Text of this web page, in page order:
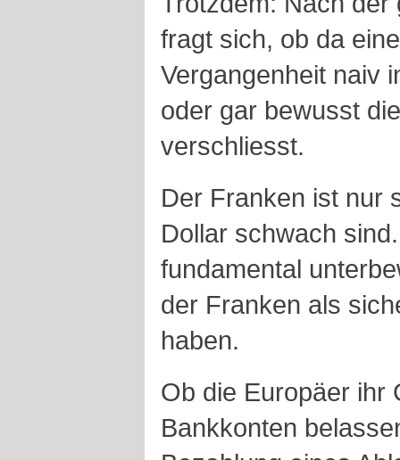
fragt sich, ob da
Vergangenheit naiv
oder gar bewusst
verschliesst.
Der Franken ist nur
Dollar schwach
fundamental
der Franken als
haben.
Ob die Europäer ihr
Bankkonten